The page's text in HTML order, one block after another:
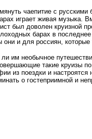
чаепитие с
играет живая музыка.
был доволен круизной
барах в
и для россиян,
им необычное
такие круизы
из поездки и
о гостеприимной и